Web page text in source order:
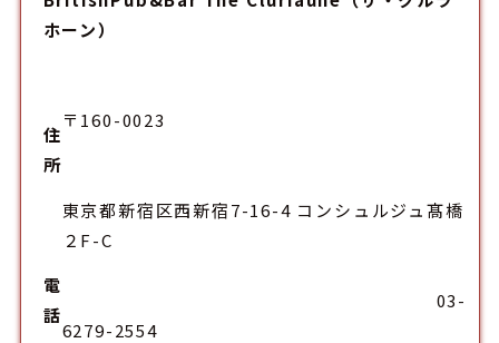
ホーン）
住
所
〒160-0023
東京都新宿区西新宿7-16-4 コンシュルジュ髙橋
２F-C
電
話
03-
6279-2554